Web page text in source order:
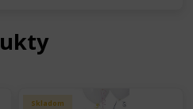
Skladom